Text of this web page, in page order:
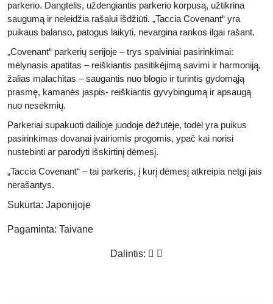
parkerio. Dangtelis, uždengiantis parkerio korpusą, užtikrina
saugumą ir neleidžia rašalui išdžiūti. „Taccia Covenant“ yra
puikaus balanso, patogus laikyti, nevargina rankos ilgai rašant.
„Covenant“ parkerių serijoje – trys spalviniai pasirinkimai:
mėlynasis apatitas – reiškiantis pasitikėjimą savimi ir harmoniją,
žalias malachitas – saugantis nuo blogio ir turintis gydomąją
prasmę, kamanės jaspis- reiškiantis gyvybingumą ir apsaugą
nuo nesėkmių.
Parkeriai supakuoti dailioje juodoje dėžutėje, todėl yra puikus
pasirinkimas dovanai įvairiomis progomis, ypač kai norisi
nustebinti ar parodyti išskirtinį dėmesį.
„Taccia Covenant“ – tai parkeris, į kurį dėmesį atkreipia netgi jais
nerašantys.
Sukurta: Japonijoje
Pagaminta: Taivane
Dalintis: